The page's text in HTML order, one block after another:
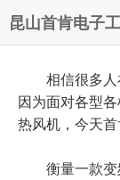
昆山首肯电子
相信很多人
因为面对各型
热风机，今天
衡量一款变